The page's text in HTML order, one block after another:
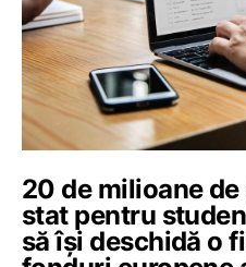
20 de milioane
stat pentru
să își deschidă o